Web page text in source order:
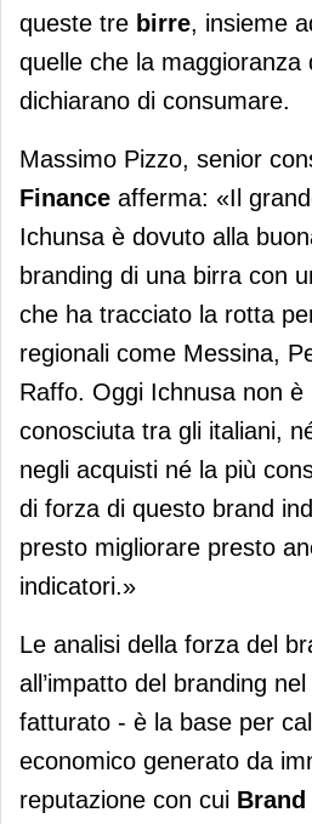
queste tre birre, insieme
quelle che la maggioranza
dichiarano di consumare.
Massimo Pizzo, senior
Finance afferma: «Il
Ichunsa è dovuto alla
branding di una birra con
che ha tracciato la rotta
regionali come Messina,
Raffo. Oggi Ichnusa non
conosciuta tra gli italiani,
negli acquisti né la più
di forza di questo brand
presto migliorare presto
indicatori.»
Le analisi della forza del
all’impatto del branding
fatturato - è la base per
economico generato da
reputazione con cui